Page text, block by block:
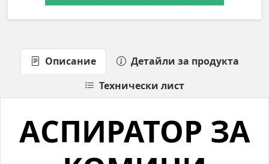
Описание
Детайли за продукта
Технически лист
АСПИРАТОР ЗА